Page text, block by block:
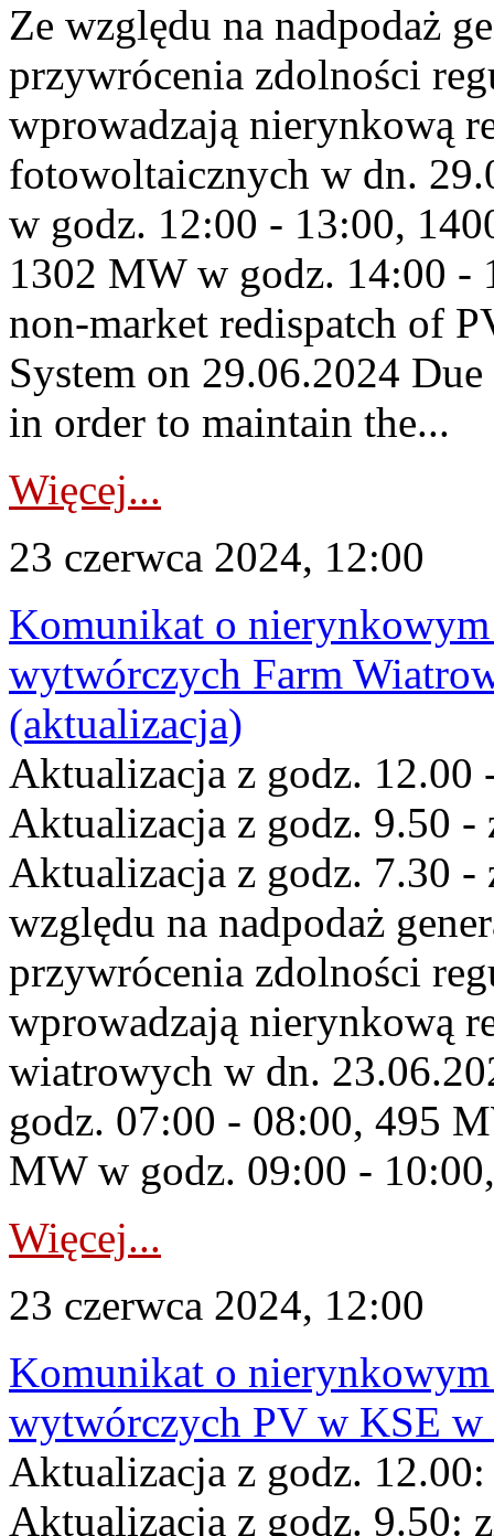
Ze względu na nadpodaż
przywrócenia zdolności
wprowadzają nierynkową
fotowoltaicznych w dn.
w godz. 12:00 - 13:00,
1302 MW w godz. 14:00 -
non-market redispatch of
System on 29.06.2024
in order to maintain the...
Więcej...
23 czerwca 2024, 12:00
Komunikat o
wytwórczych Farm
(aktualizacja)
Aktualizacja z godz.
Aktualizacja z godz. 9.50
Aktualizacja z godz. 7.30
względu na nadpodaż
przywrócenia zdolności
wprowadzają nierynkową
wiatrowych w dn.
godz. 07:00 - 08:00, 495
MW w godz. 09:00 -
Więcej...
23 czerwca 2024, 12:00
Komunikat o
wytwórczych PV w KSE
Aktualizacja z godz.
Aktualizacja z godz. 9.50: